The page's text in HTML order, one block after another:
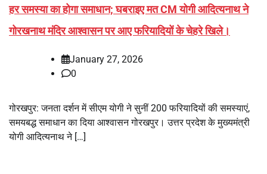
हर समस्या का होगा समाधान; घबराइए मत CM योगी आदित्यनाथ ने
गोरखनाथ मंदिर आश्वासन पर आए फरियादियों के चेहरे खिले।
January 27, 2026
0
गोरखपुर: जनता दर्शन में सीएम योगी ने सुनीं 200 फरियादियों की समस्याएं,
समयबद्ध समाधान का दिया आश्वासन गोरखपुर। उत्तर प्रदेश के मुख्यमंत्री
योगी आदित्यनाथ ने […]